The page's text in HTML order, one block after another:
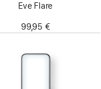
Eve Flare
99,95 €